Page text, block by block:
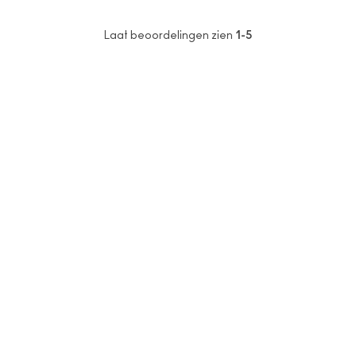
Laat beoordelingen zien 1-5